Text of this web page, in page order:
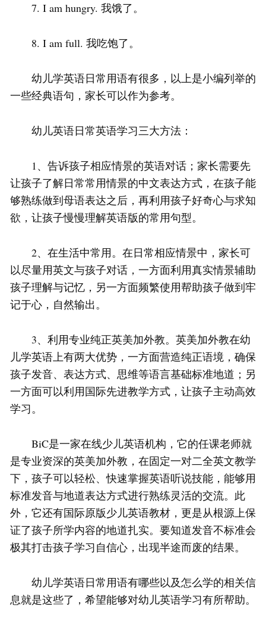
7. I am hungry. 我饿了。
8. I am full. 我吃饱了。
幼儿学英语日常用语有很多，以上是小编列举的
一些经典语句，家长可以作为参考。
幼儿英语日常英语学习三大方法：
1、告诉孩子相应情景的英语对话；家长需要先
让孩子了解日常常用情景的中文表达方式，在孩子能
够熟练做到母语表达之后，再利用孩子好奇心与求知
欲，让孩子慢慢理解英语版的常用句型。
2、在生活中常用。在日常相应情景中，家长可
以尽量用英文与孩子对话，一方面利用真实情景辅助
孩子理解与记忆，另一方面频繁使用帮助孩子做到牢
记于心，自然输出。
3、利用专业纯正英美加外教。英美加外教在幼
儿学英语上有两大优势，一方面营造纯正语境，确保
孩子发音、表达方式、思维等语言基础标准地道；另
一方面可以利用国际先进教学方式，让孩子主动高效
学习。
BiC是一家在线少儿英语机构，它的任课老师就
是专业资深的英美加外教，在固定一对二全英文教学
下，孩子可以轻松、快速掌握英语听说技能，能够用
标准发音与地道表达方式进行熟练灵活的交流。此
外，它还有国际原版少儿英语教材，更是从根源上保
证了孩子所学内容的地道扎实。要知道发音不标准会
极其打击孩子学习自信心，出现半途而废的结果。
幼儿学英语日常用语有哪些以及怎么学的相关信
息就是这些了，希望能够对幼儿英语学习有所帮助。